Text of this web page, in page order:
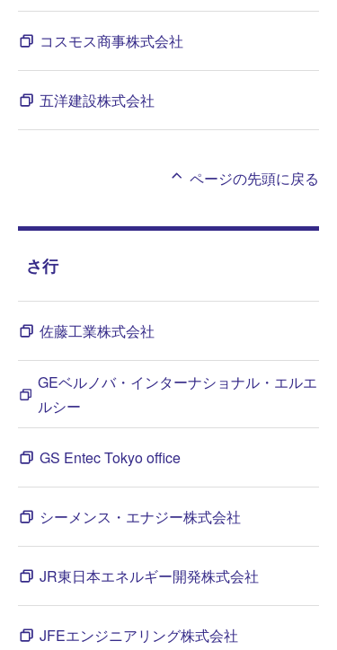
コスモス商事株式会社
五洋建設株式会社
ページの先頭に戻る
さ行
佐藤工業株式会社
GEベルノバ・インターナショナル・エルエ
ルシー
GS Entec Tokyo office
シーメンス・エナジー株式会社
JR東日本エネルギー開発株式会社
JFEエンジニアリング株式会社